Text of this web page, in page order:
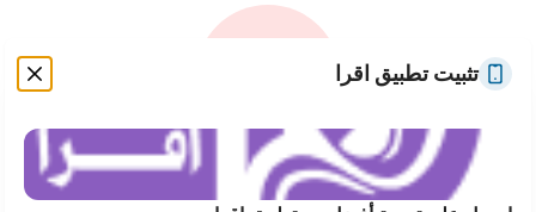
تثبيت تطبيق اقرا
حدث خطأ غير متوقع